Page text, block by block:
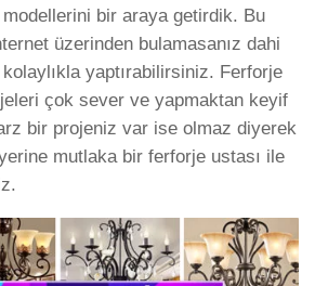
bir araya getirdik. Bu
üzerinden bulamasanız dahi
yaptırabilirsiniz. Ferforje
çok sever ve yapmaktan keyif
bir projeniz var ise olmaz diyerek
mutlaka bir ferforje ustası ile